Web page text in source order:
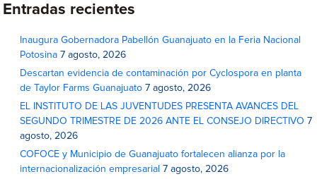
Entradas recientes
Inaugura Gobernadora Pabellón Guanajuato en la Feria Nacional
Potosina 7 agosto, 2026
Descartan evidencia de contaminación por Cyclospora en planta
de Taylor Farms Guanajuato 7 agosto, 2026
EL INSTITUTO DE LAS JUVENTUDES PRESENTA AVANCES DEL
SEGUNDO TRIMESTRE DE 2026 ANTE EL CONSEJO DIRECTIVO 7
agosto, 2026
COFOCE y Municipio de Guanajuato fortalecen alianza por la
internacionalización empresarial 7 agosto, 2026